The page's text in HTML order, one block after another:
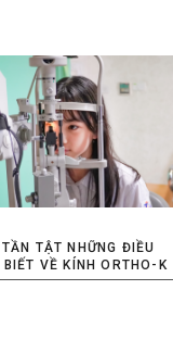
TẬT NHỮNG ĐIỀU
BIẾT VỀ KÍNH ORTHO-K